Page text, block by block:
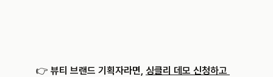
👉 뷰티 브랜드 기획자라면, 싱클리 데모 신청하고